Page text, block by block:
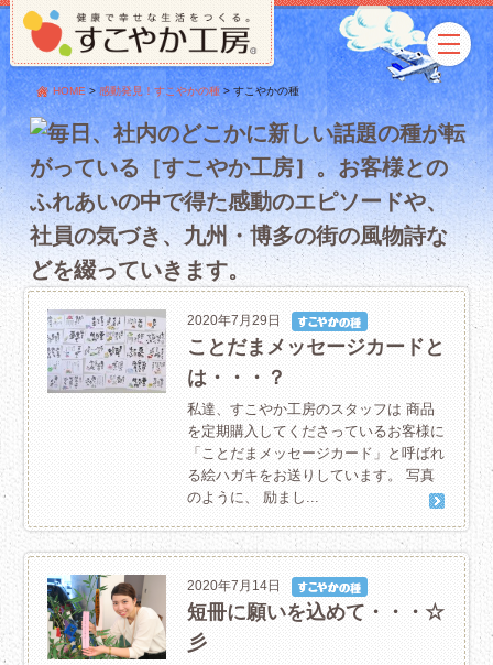
HOME> 感動発見！すこやかの種 > すこやかの種
2020年7月29日
ことだまメッセージカードと
は・・・？
私達、すこやか工房のスタッフは 商品
を定期購入してくださっているお客様に
「ことだまメッセージカード」と呼ばれ
る絵ハガキをお送りしています。 写真
のように、 励まし...
2020年7月14日
短冊に願いを込めて・・・☆
彡